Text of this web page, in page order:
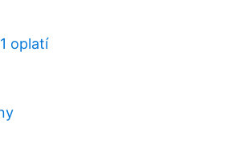
oplatí